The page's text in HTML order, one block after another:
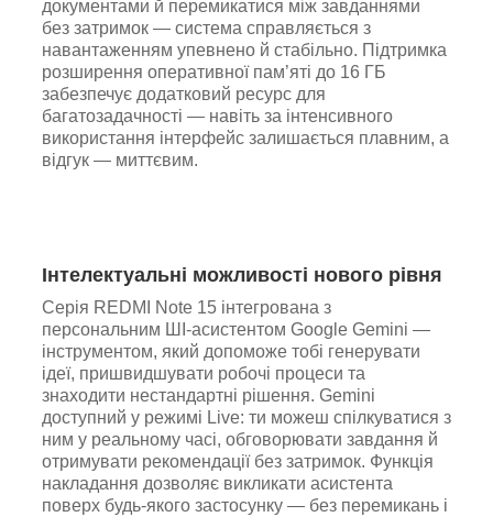
документами й перемикатися між завданнями
без затримок — система справляється з
навантаженням упевнено й стабільно. Підтримка
розширення оперативної пам’яті до 16 ГБ
забезпечує додатковий ресурс для
багатозадачності — навіть за інтенсивного
використання інтерфейс залишається плавним, а
відгук — миттєвим.
Інтелектуальні можливості нового рівня
Серія REDMI Note 15 інтегрована з
персональним ШІ-асистентом Google Gemini —
інструментом, який допоможе тобі генерувати
ідеї, пришвидшувати робочі процеси та
знаходити нестандартні рішення. Gemini
доступний у режимі Live: ти можеш спілкуватися з
ним у реальному часі, обговорювати завдання й
отримувати рекомендації без затримок. Функція
накладання дозволяє викликати асистента
поверх будь-якого застосунку — без перемикань і